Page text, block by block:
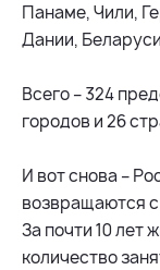
Панаме, Чили,
Дании,
Всего – 324
городов и 26
И вот снова –
возвращаются
За почти 10 лет
количество